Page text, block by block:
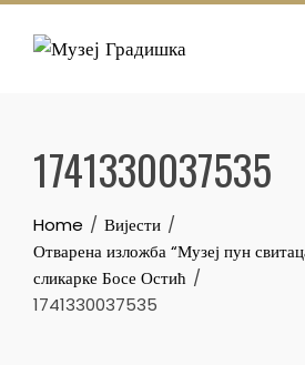
Skip
1741330037535
Home
Вијести
Отварена изложба “Музеј пун
сликарке Босе Остић
1741330037535